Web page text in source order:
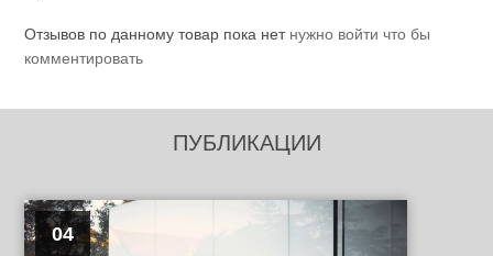
Отзывов по данному товар пока нет нужно войти что бы
комментировать
ПУБЛИКАЦИИ
04